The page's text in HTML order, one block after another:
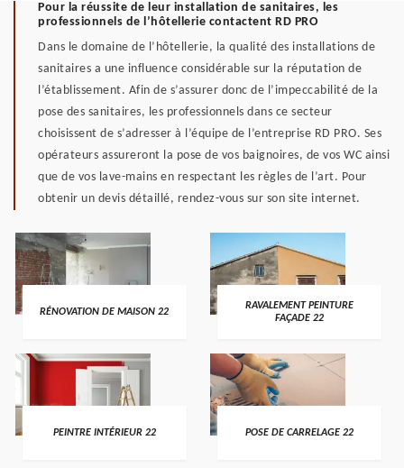
Pour la réussite de leur installation de sanitaires, les
professionnels de l’hôtellerie contactent RD PRO
Dans le domaine de l’hôtellerie, la qualité des installations de
sanitaires a une influence considérable sur la réputation de
l’établissement. Afin de s’assurer donc de l’impeccabilité de la
pose des sanitaires, les professionnels dans ce secteur
choisissent de s’adresser à l’équipe de l’entreprise RD PRO. Ses
opérateurs assureront la pose de vos baignoires, de vos WC ainsi
que de vos lave-mains en respectant les règles de l’art. Pour
obtenir un devis détaillé, rendez-vous sur son site internet.
RÉNOVATION DE MAISON 22
RAVALEMENT PEINTURE
FAÇADE 22
PEINTRE INTÉRIEUR 22 POSE DE CARRELAGE 22